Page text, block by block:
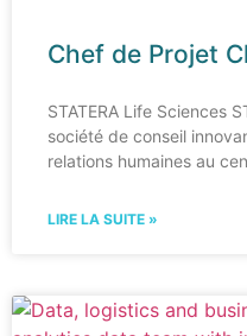
Chef de Projet
STATERA Life Sciences
société de conseil
relations humaines au
LIRE LA SUITE »